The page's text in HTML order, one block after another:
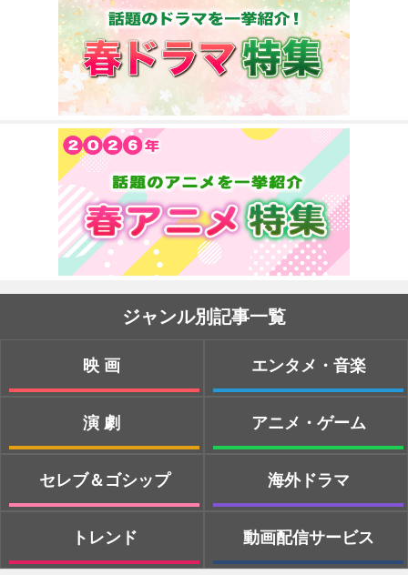
ジャンル別記事一覧
映画
演劇
セレブ＆ゴシップ
トレンド
エンタメ・音楽
アニメ・ゲーム
海外ドラマ
動画配信サービス